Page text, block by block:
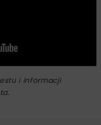
i informacji